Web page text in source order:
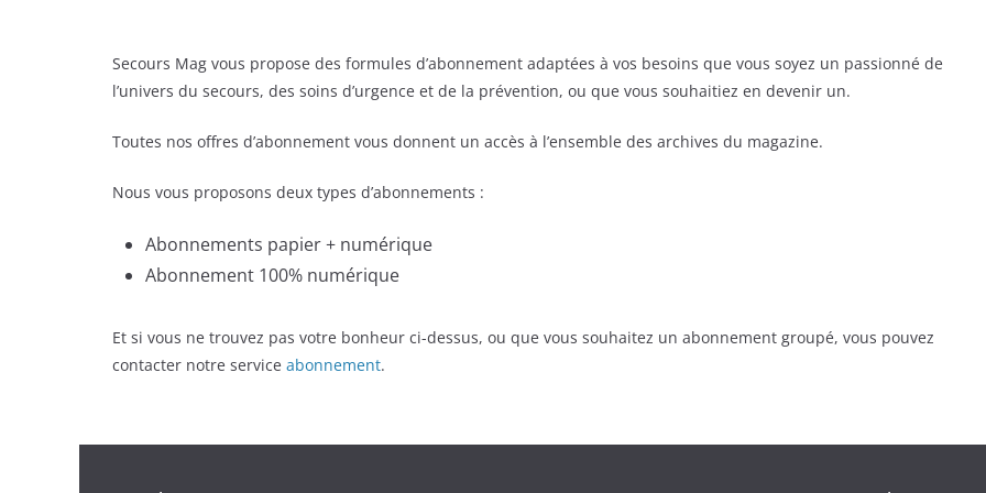
Secours Mag vous propose des formules d’abonnement adaptées à vos besoins que vous soyez un passionné de
l’univers du secours, des soins d’urgence et de la prévention, ou que vous souhaitiez en devenir un.
Toutes nos offres d’abonnement vous donnent un accès à l’ensemble des archives du magazine.
Nous vous proposons deux types d’abonnements :
Abonnements papier + numérique
Abonnement 100% numérique
Et si vous ne trouvez pas votre bonheur ci-dessus, ou que vous souhaitez un abonnement groupé, vous pouvez
contacter notre service abonnement.